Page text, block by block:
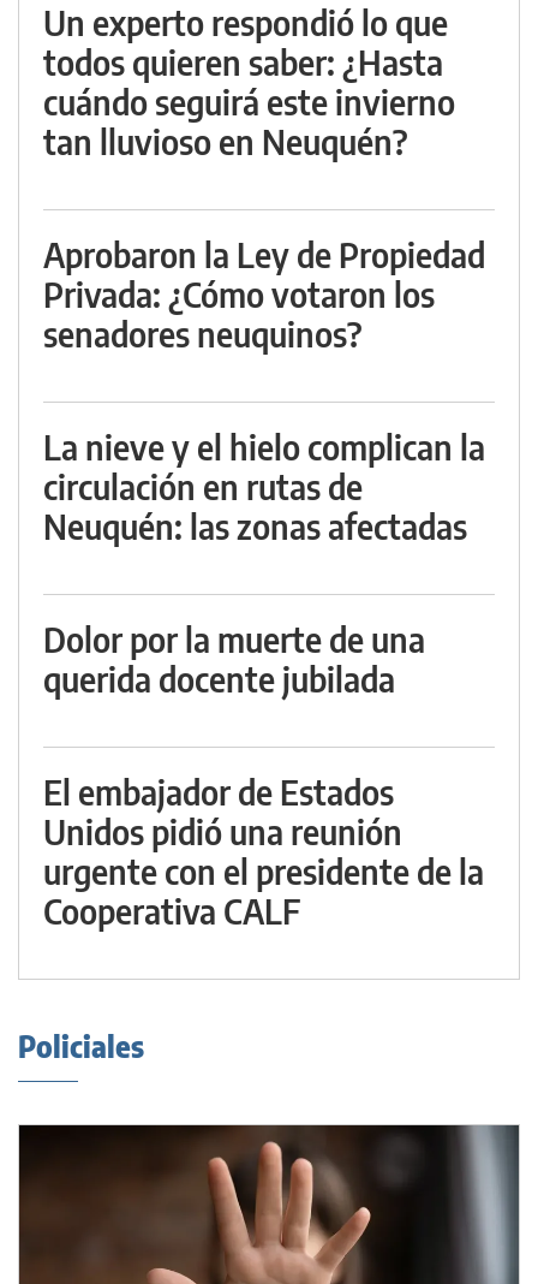
Un experto respondió lo que
todos quieren saber: ¿Hasta
cuándo seguirá este invierno
tan lluvioso en Neuquén?
Aprobaron la Ley de Propiedad
Privada: ¿Cómo votaron los
senadores neuquinos?
La nieve y el hielo complican la
circulación en rutas de
Neuquén: las zonas afectadas
Dolor por la muerte de una
querida docente jubilada
El embajador de Estados
Unidos pidió una reunión
urgente con el presidente de la
Cooperativa CALF
Policiales